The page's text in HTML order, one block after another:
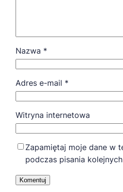
Nazwa *
Adres e-mail *
Witryna internetowa
Zapamiętaj moje dane w
podczas pisania